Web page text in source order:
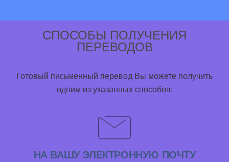
СПОСОБЫ ПОЛУЧЕНИЯ
ПЕРЕВОДОВ
Готовый письменный перевод Вы можете получить
одним из указанных способов:
НА ВАШУ ЭЛЕКТРОННУЮ ПОЧТУ